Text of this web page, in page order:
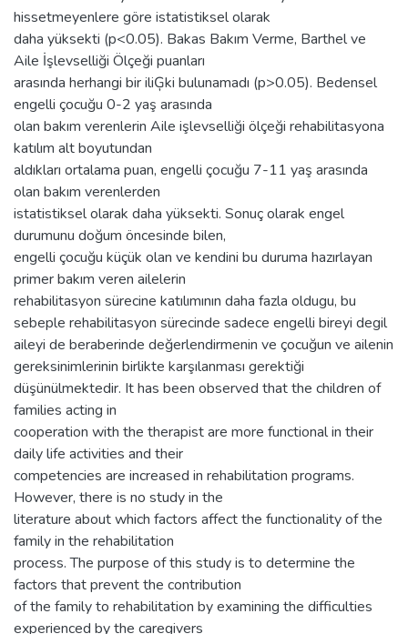
hissetmeyenlere göre istatistiksel olarak
daha yüksekti (p<0.05). Bakas Bakım Verme, Barthel ve
Aile İşlevselliği Ölçeği puanları
arasında herhangi bir iliĢki bulunamadı (p>0.05). Bedensel
engelli çocuğu 0-2 yaş arasında
olan bakım verenlerin Aile işlevselliği ölçeği rehabilitasyona
katılım alt boyutundan
aldıkları ortalama puan, engelli çocuğu 7-11 yaş arasında
olan bakım verenlerden
istatistiksel olarak daha yüksekti. Sonuç olarak engel
durumunu doğum öncesinde bilen,
engelli çocuğu küçük olan ve kendini bu duruma hazırlayan
primer bakım veren ailelerin
rehabilitasyon sürecine katılımının daha fazla oldugu, bu
sebeple rehabilitasyon sürecinde sadece engelli bireyi degil
aileyi de beraberinde değerlendirmenin ve çocuğun ve ailenin
gereksinimlerinin birlikte karşılanması gerektiği
düşünülmektedir. It has been observed that the children of
families acting in
cooperation with the therapist are more functional in their
daily life activities and their
competencies are increased in rehabilitation programs.
However, there is no study in the
literature about which factors affect the functionality of the
family in the rehabilitation
process. The purpose of this study is to determine the
factors that prevent the contribution
of the family to rehabilitation by examining the difficulties
experienced by the caregivers